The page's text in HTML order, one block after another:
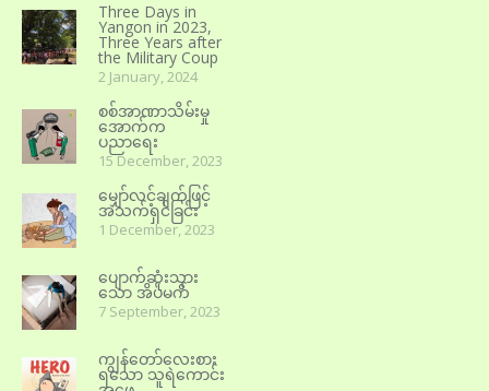
Three Days in
Yangon in 2023,
Three Years after
the Military Coup
2 January, 2024
စစ်အာဏာသိမ်းမှု
အောက်က
ပညာရေး
15 December, 2023
မျှော်လင့်ချက်ဖြင့်
အသက်ရှင်ခြင်း
1 December, 2023
ပျောက်ဆုံးသွား
သော အိပ်မက်
7 September, 2023
ကျွန်တော်လေးစား
ရသော သူရဲကောင်း